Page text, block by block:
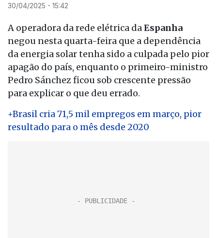
30/04/2025 - 15:42
A operadora da rede elétrica daEspanha
negou nesta quarta-feira que a dependência
da energia solar tenha sido a culpada pelo pior
apagão do país, enquanto o primeiro-ministro
Pedro Sánchez ficou sob crescente pressão
para explicar o que deu errado.
+Brasil cria 71,5 mil empregos em março, pior
resultado para o mês desde 2020